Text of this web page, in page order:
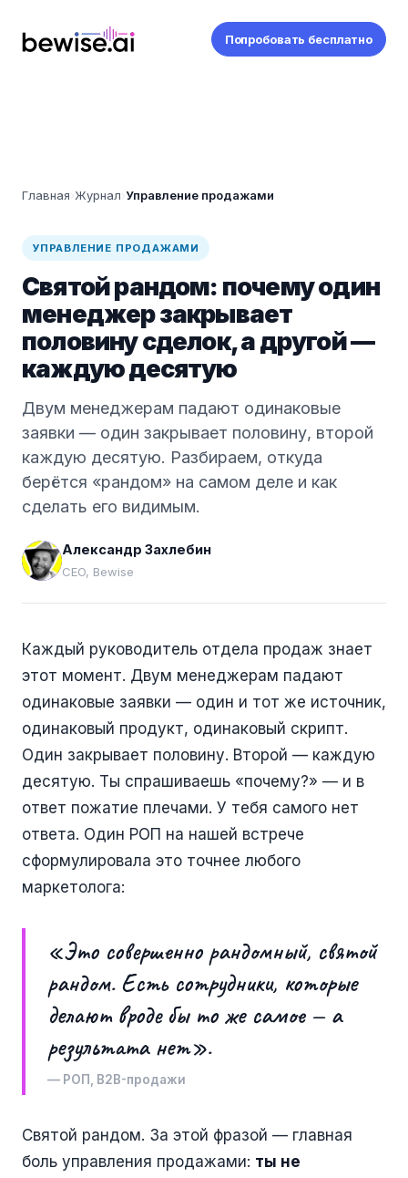
Попробовать бесплатно
Главная›Журнал›Управление продажами
УПРАВЛЕНИЕ ПРОДАЖАМИ
Святой рандом: почему один
менеджер закрывает
половину сделок, а другой —
каждую десятую
Двум менеджерам падают одинаковые
заявки — один закрывает половину, второй
каждую десятую. Разбираем, откуда
берётся «рандом» на самом деле и как
сделать его видимым.
А
Александр Захлебин
CEO, Bewise
Каждый руководитель отдела продаж знает
этот момент. Двум менеджерам падают
одинаковые заявки — один и тот же источник,
одинаковый продукт, одинаковый скрипт.
Один закрывает половину. Второй — каждую
десятую. Ты спрашиваешь «почему?» — и в
ответ пожатие плечами. У тебя самого нет
ответа. Один РОП на нашей встрече
сформулировала это точнее любого
маркетолога:
«Это совершенно рандомный, святой
рандом. Есть сотрудники, которые
делают вроде бы то же самое — а
результата нет».
— РОП, B2B-продажи
Святой рандом. За этой фразой — главная
боль управления продажами: ты не